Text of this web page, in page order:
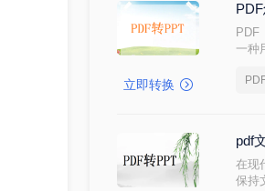
立即转换
PDF
一种
绍
pdf
在现
保持